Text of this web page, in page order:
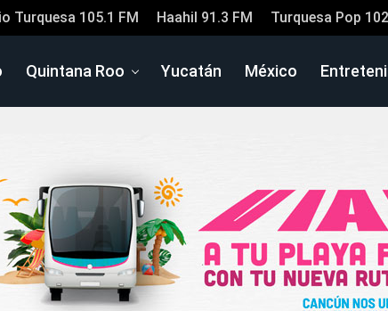
Turquesa 105.1 FM Haahil 91.3 FM Turquesa Pop
Quintana Roo Yucatán México